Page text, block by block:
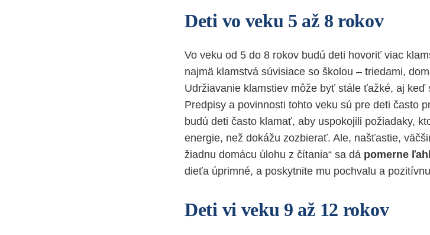
Deti vo veku 5 až 8 rokov
Vo veku od 5 do 8 rokov budú deti hovoriť viac
najmä klamstvá súvisiace so školou – triedami,
Udržiavanie klamstiev môže byť stále ťažké, aj keď
Predpisy a povinnosti tohto veku sú pre deti často
budú deti často klamať, aby uspokojili požiadaky,
energie, než dokážu zozbierať. Ale, našťastie,
žiadnu domácu úlohu z čítania“ sa dá pomerne
dieťa úprimné, a poskytnite mu pochvalu a
Deti vi veku 9 až 12 rokov